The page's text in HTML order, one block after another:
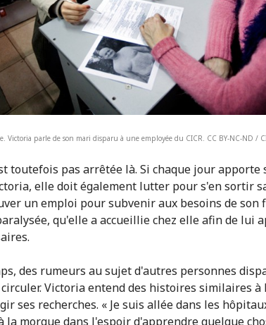
Victoria parle de son mari disparu à une employée du CICR. CC BY-NC-ND /
toutefois pas arrêtée là. Si chaque jour apporte
elle doit également lutter pour s'en sortir
un emploi pour subvenir aux besoins de son
qu'elle a accueillie chez elle afin de lui
des rumeurs au sujet d'autres personnes
circuler. Victoria entend des histoires similaires à
ses recherches. « Je suis allée dans les
la morgue dans l'espoir d'apprendre quelque